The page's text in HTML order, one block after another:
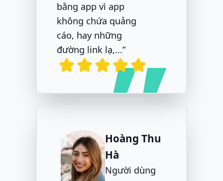
bằng app vì app
không chứa quảng
cáo, hay những
đường link lạ,...”
Hoàng Thu
Hà
Người dùng